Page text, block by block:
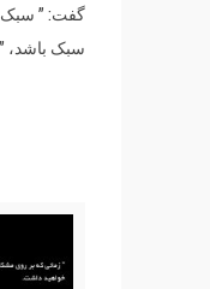
گفت: ” سبک
سبک باشد،